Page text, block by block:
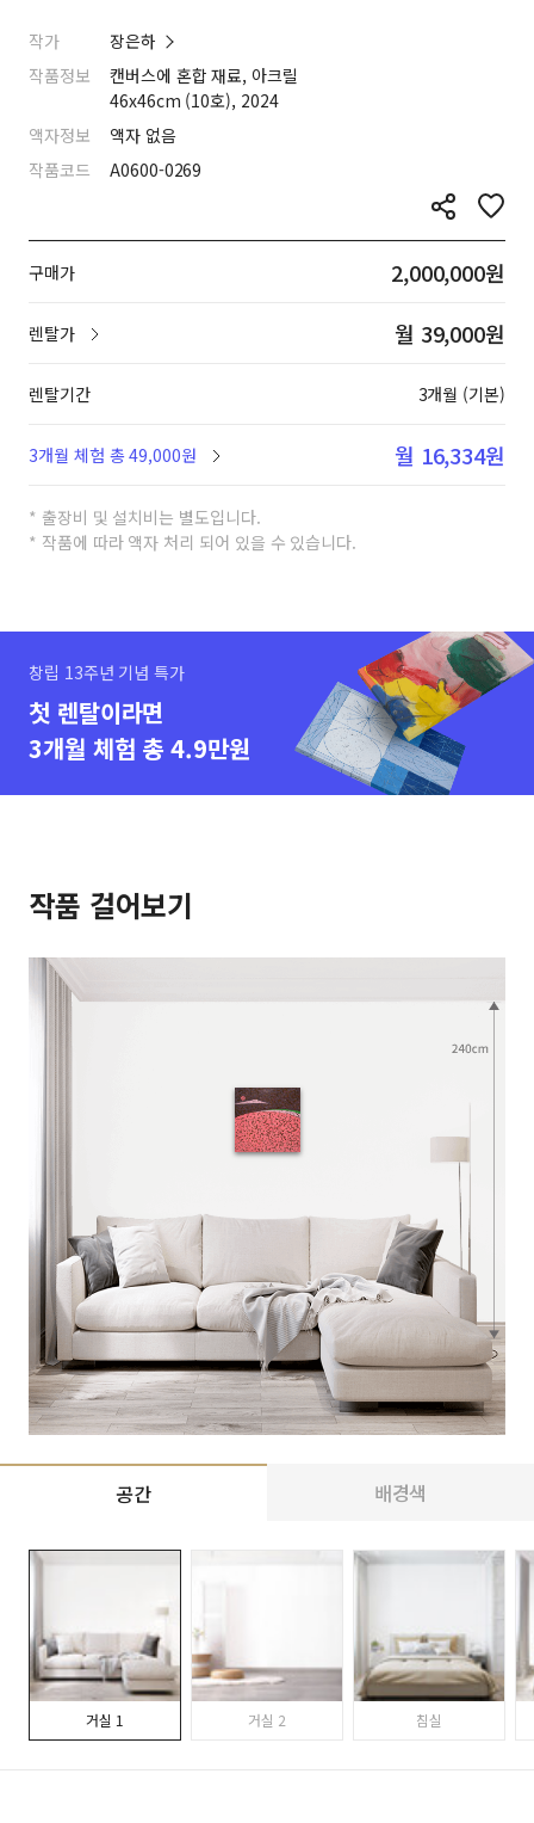
작가
장은하
작품정보
캔버스에 혼합 재료, 아크릴
46x46cm (10호), 2024
액자정보
액자 없음
작품코드
A0600-0269
구매가 2,000,000원
렌탈가 월 39,000원
렌탈기간 3개월 (기본)
3개월 체험 총 49,000원 월 16,334원
* 출장비 및 설치비는 별도입니다.
* 작품에 따라 액자 처리 되어 있을 수 있습니다.
창립 13주년 기념 특가
첫 렌탈이라면
3개월 체험 총 4.9만원
작품 걸어보기
공간 배경색
거실 1 거실 2 침실